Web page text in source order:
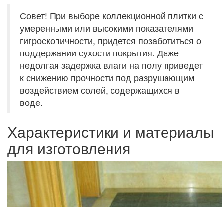
Совет! При выборе коллекционной плитки с
умеренными или высокими показателями
гигроскопичности, придется позаботиться о
поддержании сухости покрытия. Даже
недолгая задержка влаги на полу приведет
к снижению прочности под разрушающим
воздействием солей, содержащихся в
воде.
Характеристики и материалы
для изготовления